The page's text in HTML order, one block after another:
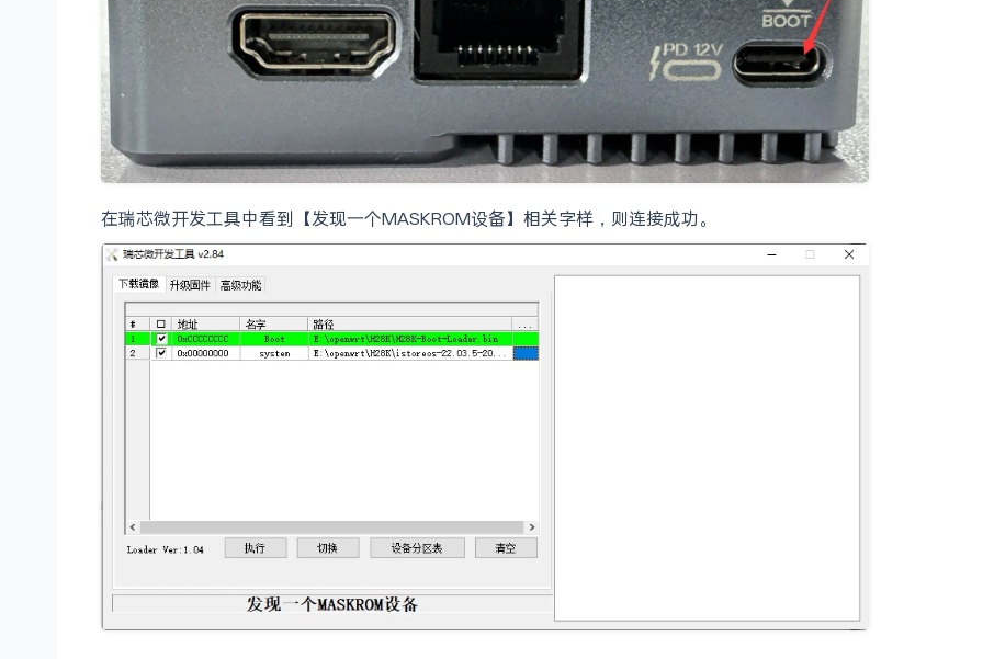
在瑞芯微开发工具中看到【发现⼀个MASKROM设备】相关字样，则连接成功。